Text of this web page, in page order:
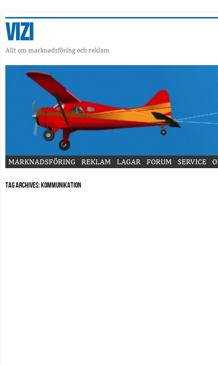
Vizi
Allt om marknadsföring och reklam
MARKNADSFÖRING REKLAM LAGAR FORUM SERVICE
Tag Archives:Kommunikation